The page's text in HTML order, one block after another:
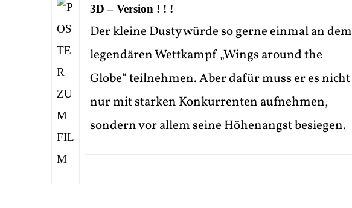
3D – Version ! ! !
Der kleine Dusty würde so gerne einmal an dem
legendären Wettkampf „Wings around the
Globe“ teilnehmen. Aber dafür muss er es nicht
nur mit starken Konkurrenten aufnehmen,
sondern vor allem seine Höhenangst besiegen.